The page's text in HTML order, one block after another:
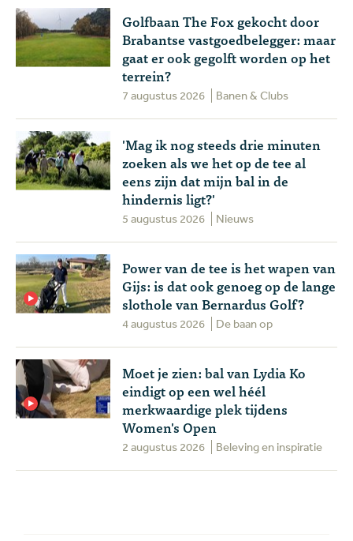
Golfbaan The Fox gekocht door
Brabantse vastgoedbelegger: maar
gaat er ook gegolft worden op het
terrein?
7 augustus 2026 Banen & Clubs
'Mag ik nog steeds drie minuten
zoeken als we het op de tee al
eens zijn dat mijn bal in de
hindernis ligt?'
5 augustus 2026 Nieuws
Power van de tee is het wapen van
Gijs: is dat ook genoeg op de lange
slothole van Bernardus Golf?
4 augustus 2026 De baan op
Moet je zien: bal van Lydia Ko
eindigt op een wel héél
merkwaardige plek tijdens
Women's Open
2 augustus 2026 Beleving en inspiratie